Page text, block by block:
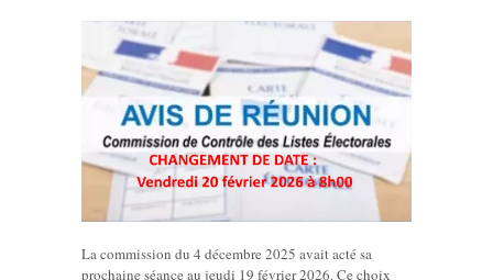
La commission du 4 décembre 2025 avait acté sa
prochaine séance au jeudi 19 février 2026. Ce choix